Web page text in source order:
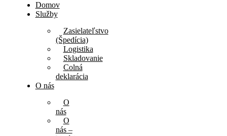
Domov
Služby
Zasielateľstvo
(Špedícia)
Logistika
Skladovanie
Colná
deklarácia
O nás
O
nás
O
nás –